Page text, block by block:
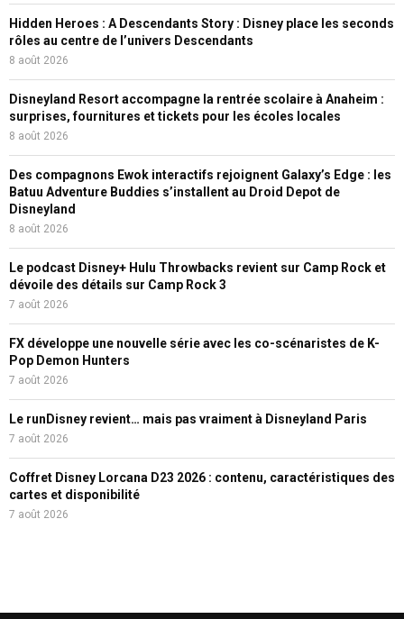
Hidden Heroes : A Descendants Story : Disney place les seconds
rôles au centre de l’univers Descendants
8 août 2026
Disneyland Resort accompagne la rentrée scolaire à Anaheim :
surprises, fournitures et tickets pour les écoles locales
8 août 2026
Des compagnons Ewok interactifs rejoignent Galaxy’s Edge : les
Batuu Adventure Buddies s’installent au Droid Depot de
Disneyland
8 août 2026
Le podcast Disney+ Hulu Throwbacks revient sur Camp Rock et
dévoile des détails sur Camp Rock 3
7 août 2026
FX développe une nouvelle série avec les co-scénaristes de K-
Pop Demon Hunters
7 août 2026
Le runDisney revient… mais pas vraiment à Disneyland Paris
7 août 2026
Coffret Disney Lorcana D23 2026 : contenu, caractéristiques des
cartes et disponibilité
7 août 2026